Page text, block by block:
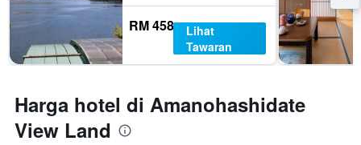
RM 458
Lihat
Tawaran
Harga hotel di Amanohashidate
View Land